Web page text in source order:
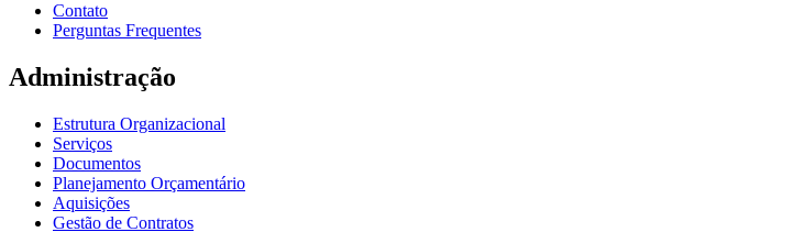
Contato
Perguntas Frequentes
Administração
Estrutura Organizacional
Serviços
Documentos
Planejamento Orçamentário
Aquisições
Gestão de Contratos